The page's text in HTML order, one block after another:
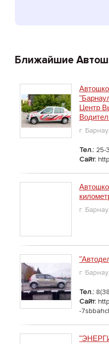
Ближайшие
Центр
г.
Тел.: 25-
Сайт:
г.
г.
Тел.:
Сайт:
-